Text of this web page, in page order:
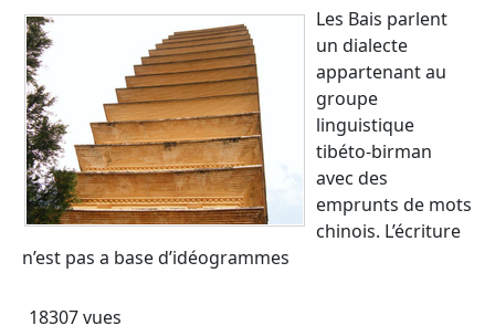
Les Bais parlent
un dialecte
appartenant au
groupe
linguistique
tibéto-birman
avec des
emprunts de mots
chinois. L’écriture
n’est pas a base d’idéogrammes
18307 vues